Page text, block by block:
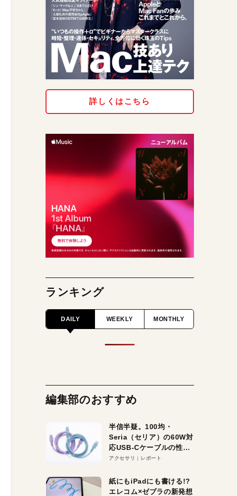
詳しくはこちら
ランキング
DAILY WEEKLY MONTHLY
編集部のおすすめ
半信半疑。100均・
Seria（セリア）の60W対
応USB-Cケーブルの性能
を検証。超コスパの1本を
アクセサリ レポート
紙にもiPadにも書ける!?
エレコム×ゼブラの新発想